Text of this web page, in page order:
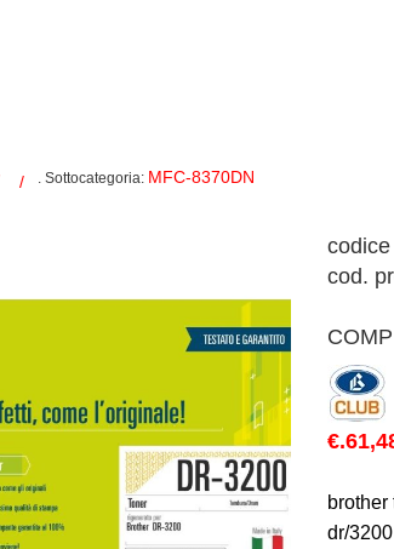
. Sottocategoria: MFC-8370DN
cod.
dr/